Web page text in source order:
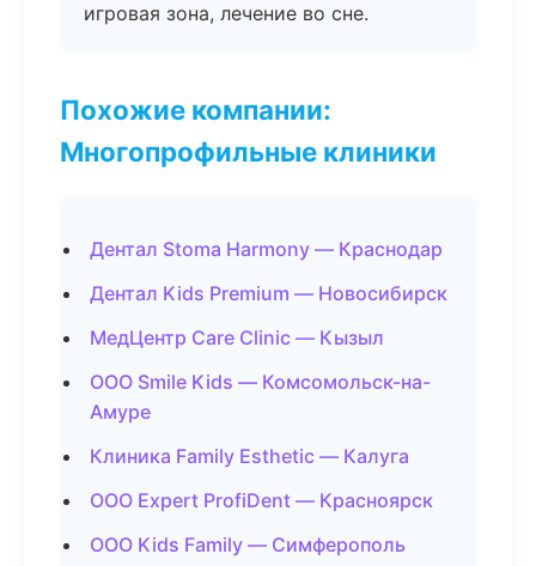
игровая зона, лечение во сне.
Похожие компании:
Многопрофильные клиники
Дентал Stoma Harmony — Краснодар
Дентал Kids Premium — Новосибирск
МедЦентр Care Clinic — Кызыл
ООО Smile Kids — Комсомольск-на-
Амуре
Клиника Family Esthetic — Калуга
ООО Expert ProfiDent — Красноярск
ООО Kids Family — Симферополь